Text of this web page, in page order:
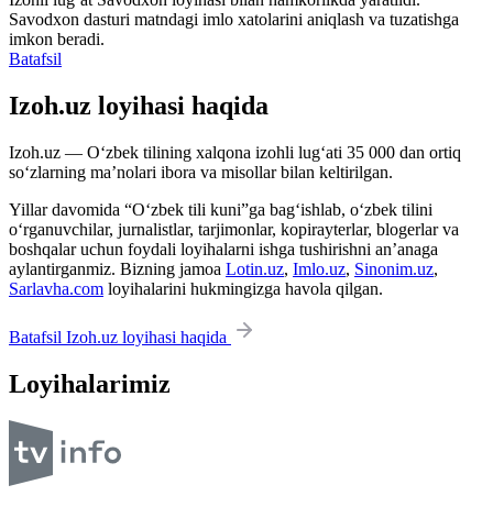
Savodxon dasturi matndagi imlo xatolarini aniqlash va tuzatishga
imkon beradi.
Batafsil
Izoh.uz loyihasi haqida
Izoh.uz — O‘zbek tilining xalqona izohli lug‘ati 35 000 dan ortiq
so‘zlarning ma’nolari ibora va misollar bilan keltirilgan.
Yillar davomida “O‘zbek tili kuni”ga bag‘ishlab, o‘zbek tilini
o‘rganuvchilar, jurnalistlar, tarjimonlar, kopirayterlar, blogerlar va
boshqalar uchun foydali loyihalarni ishga tushirishni an’anaga
aylantirganmiz. Bizning jamoa Lotin.uz, Imlo.uz, Sinonim.uz,
Sarlavha.com loyihalarini hukmingizga havola qilgan.
Batafsil Izoh.uz loyihasi haqida
Loyihalarimiz